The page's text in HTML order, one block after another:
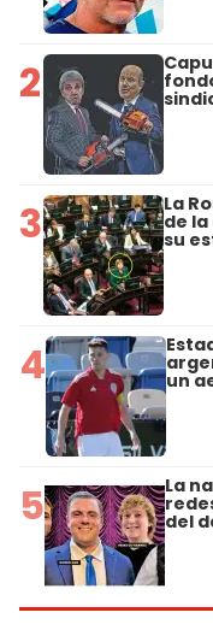
2
3 La
de
su
4 un
5 La
del